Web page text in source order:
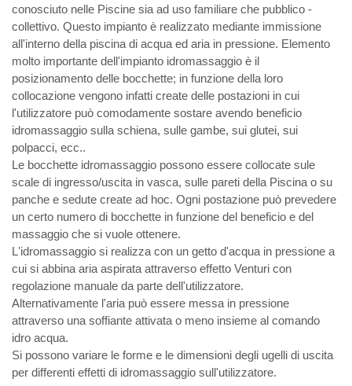
conosciuto nelle Piscine sia ad uso familiare che pubblico -
collettivo. Questo impianto è realizzato mediante immissione
all'interno della piscina di acqua ed aria in pressione. Elemento
molto importante dell'impianto idromassaggio è il
posizionamento delle bocchette; in funzione della loro
collocazione vengono infatti create delle postazioni in cui
l'utilizzatore può comodamente sostare avendo beneficio
idromassaggio sulla schiena, sulle gambe, sui glutei, sui
polpacci, ecc..
Le bocchette idromassaggio possono essere collocate sule
scale di ingresso/uscita in vasca, sulle pareti della Piscina o su
panche e sedute create ad hoc. Ogni postazione può prevedere
un certo numero di bocchette in funzione del beneficio e del
massaggio che si vuole ottenere.
L'idromassaggio si realizza con un getto d'acqua in pressione a
cui si abbina aria aspirata attraverso effetto Venturi con
regolazione manuale da parte dell'utilizzatore.
Alternativamente l'aria può essere messa in pressione
attraverso una soffiante attivata o meno insieme al comando
idro acqua.
Si possono variare le forme e le dimensioni degli ugelli di uscita
per differenti effetti di idromassaggio sull'utilizzatore.